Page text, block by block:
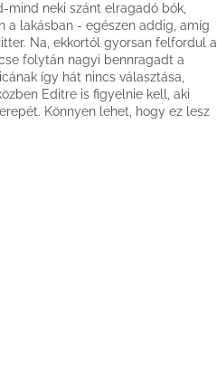
mind neki szánt elragadó bók,
a lakásban - egészen addig, amíg
Na, ekkortól gyorsan felfordul a
folytán nagyi bennragadt a
így hát nincs választása,
Editre is figyelnie kell, aki
Könnyen lehet, hogy ez lesz